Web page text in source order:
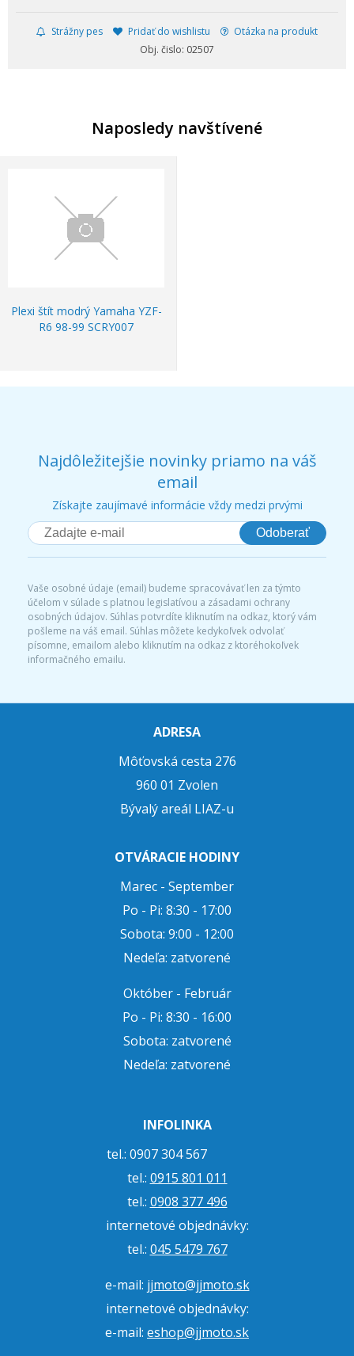
Strážny pes Pridať do wishlistu
Otázka na produkt
Obj. čislo: 02507
Naposledy navštívené
Plexi štít modrý Yamaha YZF-
R6 98-99 SCRY007
Najdôležitejšie novinky priamo na váš
email
Získajte zaujímavé informácie vždy medzi prvými
Odoberať
Vaše osobné údaje (email) budeme spracovávať len za týmto
účelom v súlade s platnou legislatívou a zásadami ochrany
osobných údajov. Súhlas potvrdíte kliknutím na odkaz, ktorý vám
pošleme na váš email. Súhlas môžete kedykoľvek odvolať
písomne, emailom alebo kliknutím na odkaz z ktoréhokoľvek
informačného emailu.
ADRESA
Môťovská cesta 276
960 01 Zvolen
Bývalý areál LIAZ-u
OTVÁRACIE HODINY
Marec - September
Po - Pi: 8:30 - 17:00
Sobota: 9:00 - 12:00
Nedeľa: zatvorené
Október - Február
Po - Pi: 8:30 - 16:00
Sobota: zatvorené
Nedeľa: zatvorené
INFOLINKA
tel.: 0907 304 567
tel.: 0915 801 011
tel.: 0908 377 496
internetové objednávky:
tel.: 045 5479 767
e-mail: jjmoto@jjmoto.sk
internetové objednávky:
e-mail: eshop@jjmoto.sk